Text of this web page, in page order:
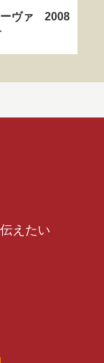
ーヴァ 2008
えたい